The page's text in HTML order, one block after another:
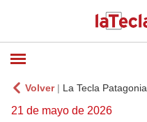
Volver| La Tecla Patagonia
21 de mayo de 2026